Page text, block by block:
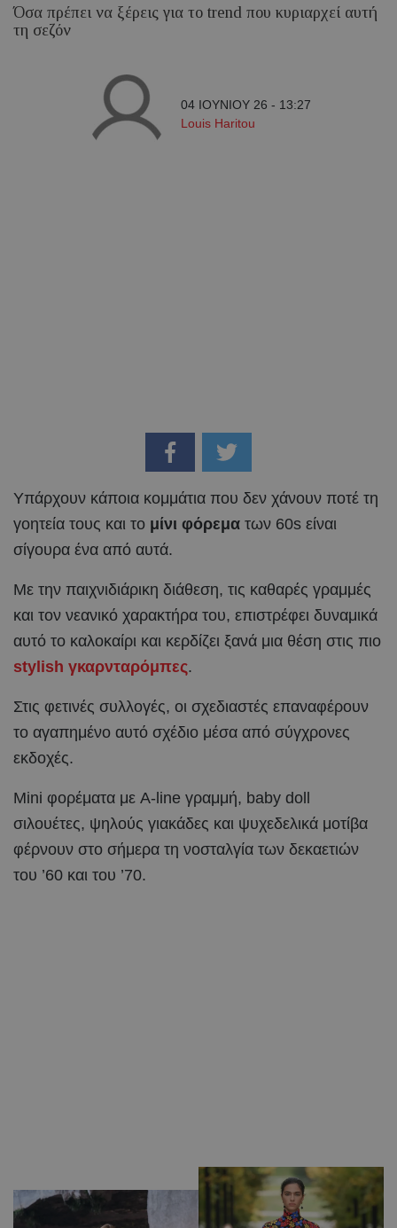
Όσα πρέπει να ξέρεις για το trend που κυριαρχεί αυτή
τη σεζόν
04 ΙΟΥΝΙΟΥ 26 - 13:27
Louis Haritou
Υπάρχουν κάποια κομμάτια που δεν χάνουν ποτέ τη
γοητεία τους και το μίνι φόρεμα των 60s είναι
σίγουρα ένα από αυτά.
Με την παιχνιδιάρικη διάθεση, τις καθαρές γραμμές
και τον νεανικό χαρακτήρα του, επιστρέφει δυναμικά
αυτό το καλοκαίρι και κερδίζει ξανά μια θέση στις πιο
stylish γκαρνταρόμπες.
Στις φετινές συλλογές, οι σχεδιαστές επαναφέρουν
το αγαπημένο αυτό σχέδιο μέσα από σύγχρονες
εκδοχές.
Mini φορέματα με A-line γραμμή, baby doll
σιλουέτες, ψηλούς γιακάδες και ψυχεδελικά μοτίβα
φέρνουν στο σήμερα τη νοσταλγία των δεκαετιών
του ’60 και του ’70.